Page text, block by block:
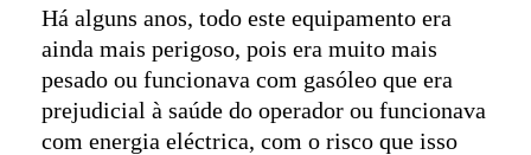
Há alguns anos, todo este equipamento era
ainda mais perigoso, pois era muito mais
pesado ou funcionava com gasóleo que era
prejudicial à saúde do operador ou funcionava
com energia eléctrica, com o risco que isso